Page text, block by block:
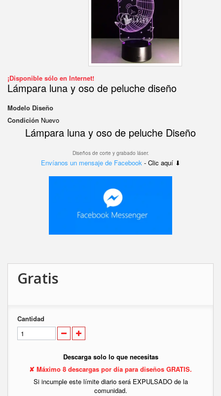
¡Disponible sólo en Internet!
Lámpara luna y oso de peluche diseño
Modelo Diseño
Condición Nuevo
Lámpara luna y oso de peluche Diseño
Diseños de corte y grabado láser.
Envíanos un mensaje de Facebook - Clic aquí ⬇
Gratis
Cantidad
Descarga solo lo que necesitas
✘ Máximo 8 descargas por día para diseños GRATIS.
Si incumple este límite diario será EXPULSADO de la
comunidad.